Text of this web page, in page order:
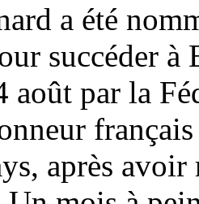
a été
succéder à
août par la
après